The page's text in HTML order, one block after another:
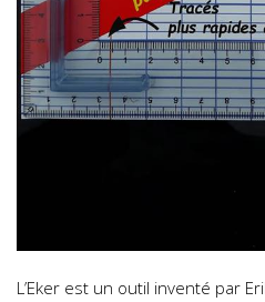
L’Eker est un outil inventé par